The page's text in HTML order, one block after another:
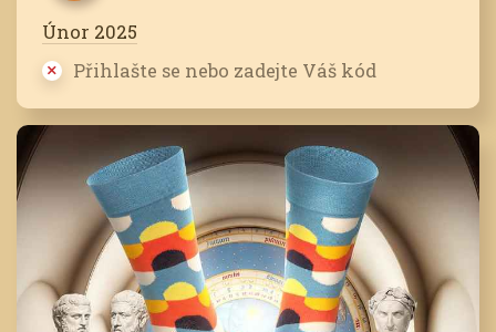
Únor 2025
Přihlašte se nebo zadejte Váš kód